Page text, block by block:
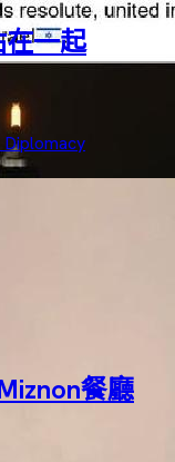
一起
Diplomacy
餐廳